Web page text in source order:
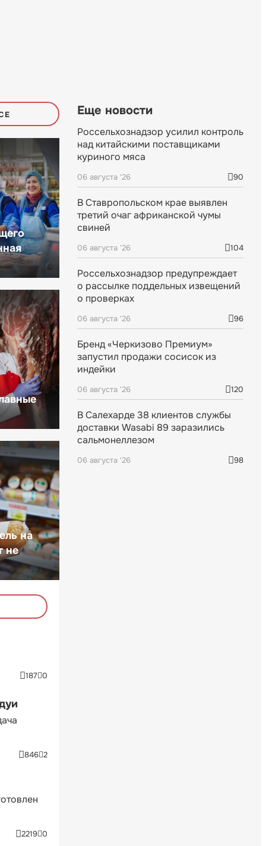
на
не
187 0
846 2
2219 0
Еще новости
Россельхознадзор усилил контроль
над китайскими поставщиками
куриного мяса
06 августа '26 90
В Ставропольском крае выявлен
третий очаг африканской чумы
свиней
06 августа '26 104
Россельхознадзор предупреждает
о рассылке поддельных извещений
о проверках
06 августа '26 96
Бренд «Черкизово Премиум»
запустил продажи сосисок из
индейки
06 августа '26 120
В Салехарде 38 клиентов службы
доставки Wasabi 89 заразились
сальмонеллезом
06 августа '26 98